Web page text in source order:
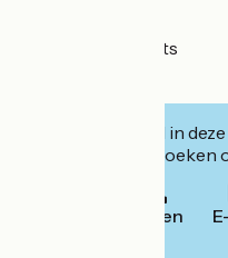
- Accompaniments
Geïnteresseerd in
website om te boeken
Bellen